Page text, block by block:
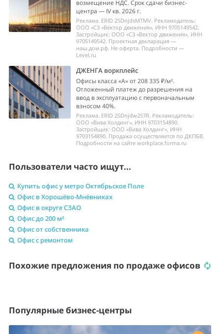
возмещение НДС. Срок сдачи бизнес-
центра — IV кв. 2026 г.
Реклама. ERID 2SDnjdsMTMV. Рекламодатель:
ООО «СЗ «Вектор движения», ИНН 9705149542.
Застройщик: ООО «СЗ «Вектор движения», ИНН
9705149542. Проектная декларация —
наш.дом.рф. Не оферта. Подробности —
Level.ru
ДЖЕНГА воркплейс
Офисы класса «А» от 208 335 ₽/м².
Отложенный платеж до разрешения на
ввод в эксплуатацию с первоначальным
взносом 40%.
Реклама. ERID 2SDnjdw257R. Рекламодатель:
ООО «Вива Холдинг», ИНН 9703154890.
Застройщик: ООО «Вива Холдинг», ИНН
9703154890. Продажа осуществляется по ДКПБВ.
Подробности на сайте workplace.forma.ru
Пользователи часто ищут...
Купить офис у метро Октябрьское Поле
Офис в Хорошёво-Мнёвниках
Офис в округе СЗАО
Офис до 200 м²
Офис от собственника
Офис с ремонтом
Похожие предложения по продаже офисов
Популярные бизнес-центры